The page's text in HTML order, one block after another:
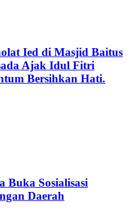
Ied di Masjid Baitus
Ajak Idul Fitri
Bersihkan Hati.
Buka Sosialisasi
Daerah